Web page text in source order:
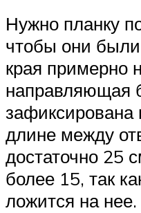
Нужно планку
чтобы они были
края примерно
направляющая
длине между
достаточно 25
более 15, так
ложится на нее.